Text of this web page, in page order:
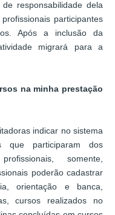
responsabilidade dela
participantes
Após a inclusão da
migrará para a
na minha prestação
indicar no sistema
que participaram dos
somente,
poderão cadastrar
orientação e banca,
cursos realizados no